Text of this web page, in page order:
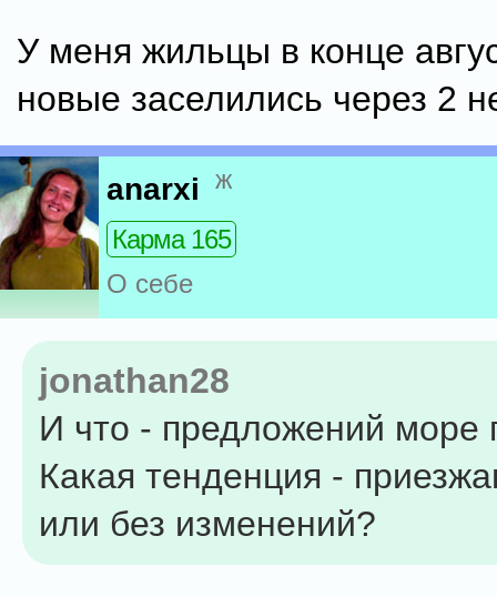
У меня жильцы в конце
новые заселились через 2
anarxi ж
Карма 165
О себе
jonathan28
И что - предложений море
Какая тенденция -
или без изменений?